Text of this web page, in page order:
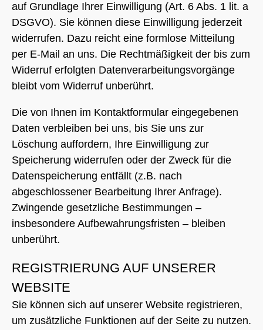
auf Grundlage Ihrer Einwilligung (Art. 6 Abs. 1 lit. a
DSGVO). Sie können diese Einwilligung jederzeit
widerrufen. Dazu reicht eine formlose Mitteilung
per E-Mail an uns. Die Rechtmäßigkeit der bis zum
Widerruf erfolgten Datenverarbeitungsvorgänge
bleibt vom Widerruf unberührt.
Die von Ihnen im Kontaktformular eingegebenen
Daten verbleiben bei uns, bis Sie uns zur
Löschung auffordern, Ihre Einwilligung zur
Speicherung widerrufen oder der Zweck für die
Datenspeicherung entfällt (z.B. nach
abgeschlossener Bearbeitung Ihrer Anfrage).
Zwingende gesetzliche Bestimmungen –
insbesondere Aufbewahrungsfristen – bleiben
unberührt.
REGISTRIERUNG AUF UNSERER
WEBSITE
Sie können sich auf unserer Website registrieren,
um zusätzliche Funktionen auf der Seite zu nutzen.